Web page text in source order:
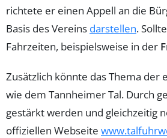
richtete er einen Appell an die
Basis des Vereins darstellen.
Fahrzeiten, beispielsweise in der
Zusätzlich könnte das Thema
wie dem Tannheimer Tal. Durch
gestärkt werden und gleichzeitig
offiziellen Webseite